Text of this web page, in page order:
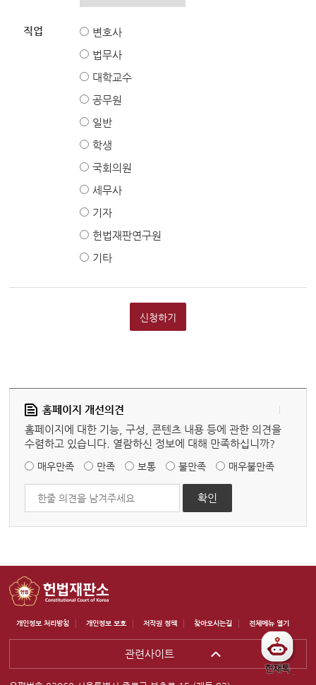
직업
변호사
법무사
대학교수
공무원
일반
학생
국회의원
세무사
기자
헌법재판연구원
기타
신청하기
홈페이지 개선의견
홈페이지에 대한 기능, 구성, 콘텐츠 내용 등에 관한 의견을
수렴하고 있습니다. 열람하신 정보에 대해 만족하십니까?
매우만족 만족 보통 불만족 매우불만족
개인정보 처리방침 개인정보 보호 저작권 정책 찾아오시는길 전체메뉴 열기
관련사이트